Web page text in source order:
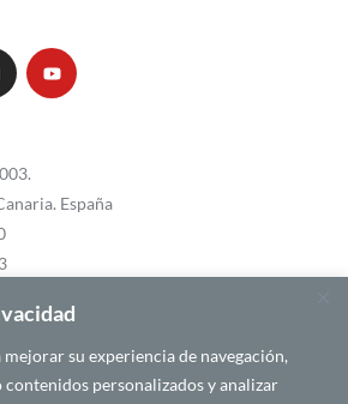
mejorar su experiencia de navegación,
personalizados y analizar
España